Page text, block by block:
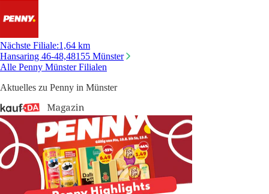
Nächste Filiale:1,64 km
Hansaring 46-48,48155 Münster
Alle Penny Münster Filialen
Aktuelles zu Penny in Münster